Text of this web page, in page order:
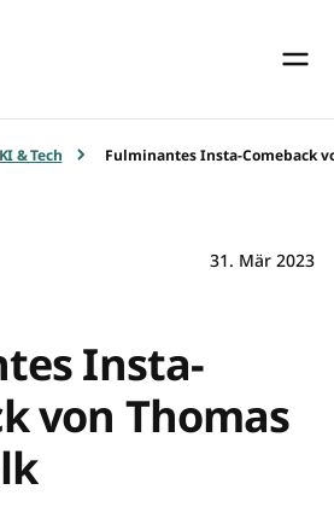
KI & Tech Fulminantes Insta-Comeback
31. Mär 2023
Insta-
von Thomas